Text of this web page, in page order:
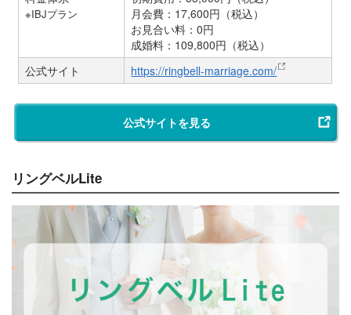
※IBJプラン
月会費：17,600円（税込）
お見合い料：0円
成婚料：109,800円（税込）
公式サイト
https://ringbell-marriage.com/
公式サイトを見る
リングベルLite